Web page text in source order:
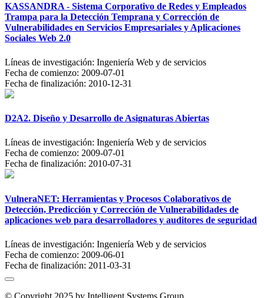
KASSANDRA - Sistema Corporativo de Redes y Empleados
Trampa para la Detección Temprana y Corrección de
Vulnerabilidades en Servicios Empresariales y Aplicaciones
Sociales Web 2.0
Líneas de investigación: Ingeniería Web y de servicios
Fecha de comienzo: 2009-07-01
Fecha de finalización: 2010-12-31
D2A2. Diseño y Desarrollo de Asignaturas Abiertas
Líneas de investigación: Ingeniería Web y de servicios
Fecha de comienzo: 2009-07-01
Fecha de finalización: 2010-07-31
VulneraNET: Herramientas y Procesos Colaborativos de
Detección, Predicción y Corrección de Vulnerabilidades de
aplicaciones web para desarrolladores y auditores de seguridad
Líneas de investigación: Ingeniería Web y de servicios
Fecha de comienzo: 2009-06-01
Fecha de finalización: 2011-03-31
© Copyright 2025 by Intelligent Systems Group.